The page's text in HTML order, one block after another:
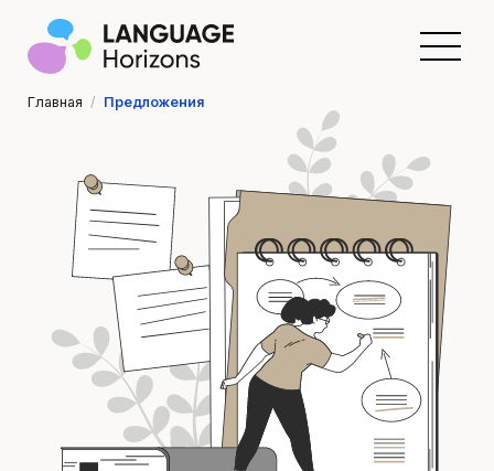
Главная / Предложения